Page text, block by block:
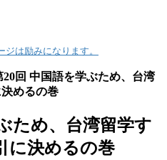
ジは励みになります。
20回 中国語を学ぶため、台湾
めるの巻
ため、台湾留学す
に決めるの巻